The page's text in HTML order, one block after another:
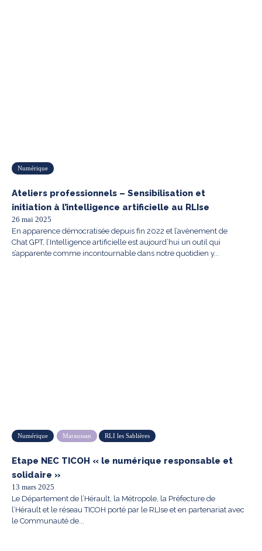
Numérique
Ateliers professionnels – Sensibilisation et
initiation à l’intelligence artificielle au RLIse
26 mai 2025
En apparence démocratisée depuis fin 2022 et l’avènement de
Chat GPT, l’Intelligence artificielle est aujourd’hui un outil qui
s’apparente comme incontournable dans notre quotidien y...
Numérique Maraussan RLI les Sablières
Etape NEC TICOH « le numérique responsable et
solidaire »
13 mars 2025
Le Département de l’Hérault, la Métropole, la Préfecture de
l’Hérault et le réseau TICOH porté par le RLIse et en partenariat avec
le Communauté de...